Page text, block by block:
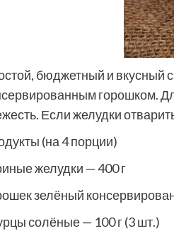
бюджетный и вкусный
горошком.
Если желудки
(на 4 порции)
желудки — 400 г
зелёный
солёные — 100 г (3 шт.)